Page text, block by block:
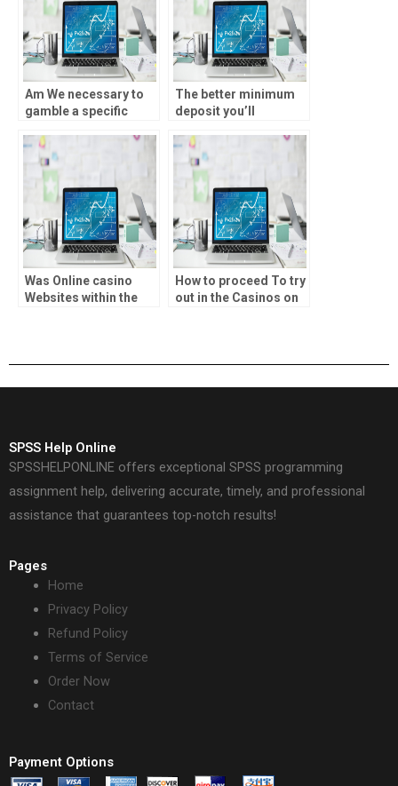
Am We necessary to
gamble a specific
local casino?
The better minimum
deposit you’ll
averse punters,
regardless of if
Was Online casino
Websites within the
How to proceed To try
out in the Casinos on
SPSS Help Online
SPSSHELPONLINE offers exceptional SPSS programming
assignment help, delivering accurate, timely, and professional
assistance that guarantees top-notch results!
Pages
Home
Privacy Policy
Refund Policy
Terms of Service
Order Now
Contact
Payment Options